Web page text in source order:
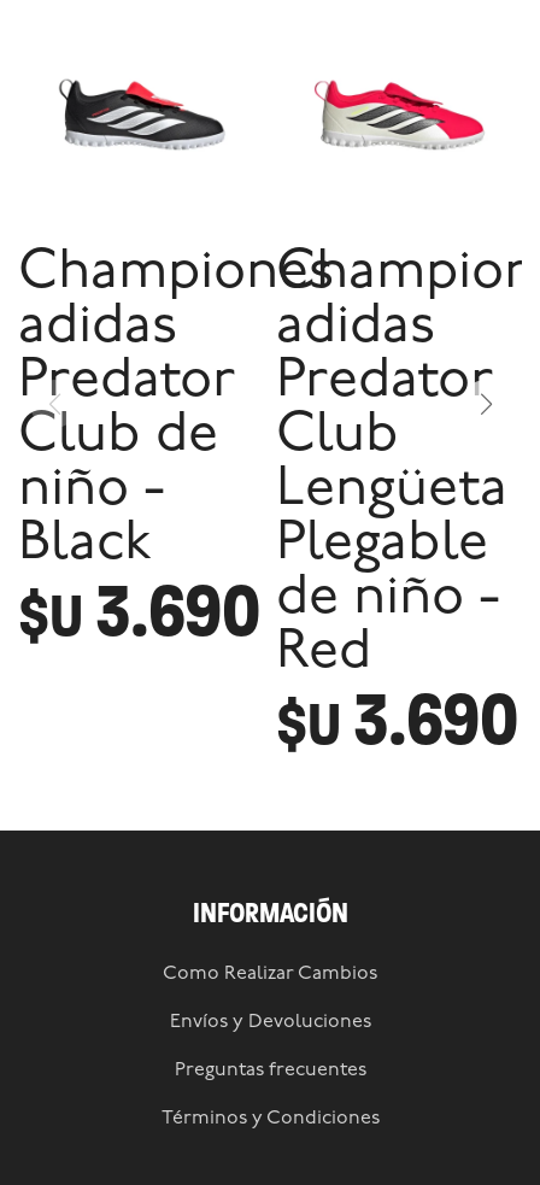
Championes
adidas
Predator
Club de
niño -
Black
$U 3.690
adidas
Predator
Club
Lengüeta
Plegable
de niño -
Red
$U 3.690
INFORMACIÓN
Como Realizar Cambios
Envíos y Devoluciones
Preguntas frecuentes
Términos y Condiciones